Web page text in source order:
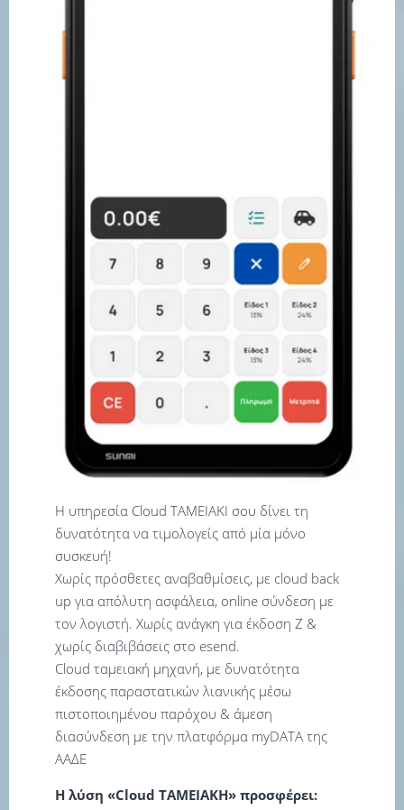
Η υπηρεσία Cloud TAMEIAKI σου δίνει τη
δυνατότητα να τιμολογείς από μία μόνο
συσκευή!
Χωρίς πρόσθετες αναβαθμίσεις, με cloud back
up για απόλυτη ασφάλεια, online σύνδεση με
τον λογιστή. Χωρίς ανάγκη για έκδοση Ζ &
χωρίς διαβιβάσεις στο esend.
Cloud ταμειακή μηχανή, με δυνατότητα
έκδοσης παραστατικών λιανικής μέσω
πιστοποιημένου παρόχου & άμεση
διασύνδεση με την πλατφόρμα myDATA της
ΑΑΔΕ
Η λύση «Cloud ΤΑΜΕΙΑΚΗ» προσφέρει: